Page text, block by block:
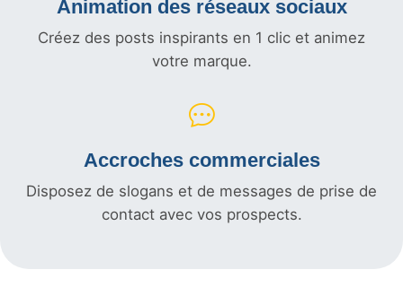
Animation des réseaux sociaux
Créez des posts inspirants en 1 clic et animez
votre marque.
Accroches commerciales
Disposez de slogans et de messages de prise de
contact avec vos prospects.